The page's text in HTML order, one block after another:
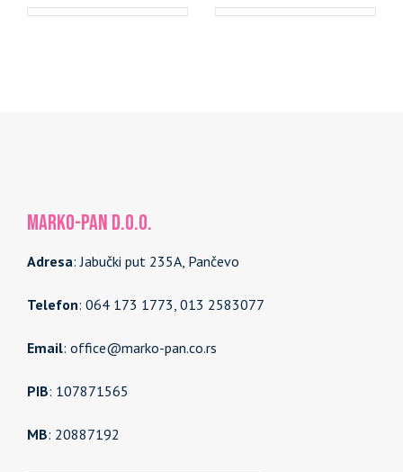
MARKO-PAN d.o.o.
Adresa: Jabučki put 235A, Pančevo
Telefon: 064 173 1773, 013 2583077
Email: office@marko-pan.co.rs
PIB: 107871565
MB: 20887192